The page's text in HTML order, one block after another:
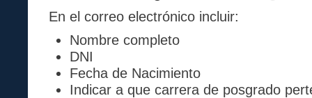
En el correo electrónico incluir:
Nombre completo
DNI
Fecha de Nacimiento
Indicar a que carrera de posgrado